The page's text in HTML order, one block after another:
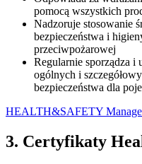
pomocą wszystkich
Nadzoruje stosowanie
bezpieczeństwa i
przeciwpożarowej
Regularnie sporządza i
ogólnych i
bezpieczeństwa dla
HEALTH&SAFETY
3. Certyfikaty